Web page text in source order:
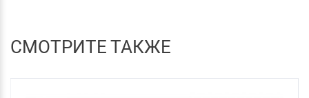
СМОТРИТЕ ТАКЖЕ